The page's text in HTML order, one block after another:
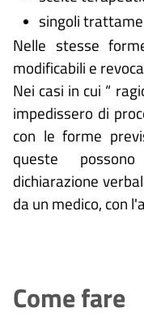
singoli
Nelle stesse
modificabili e
Nei casi in cui “
impedissero di
con le forme
queste
dichiarazione
da un medico, con
Come fare